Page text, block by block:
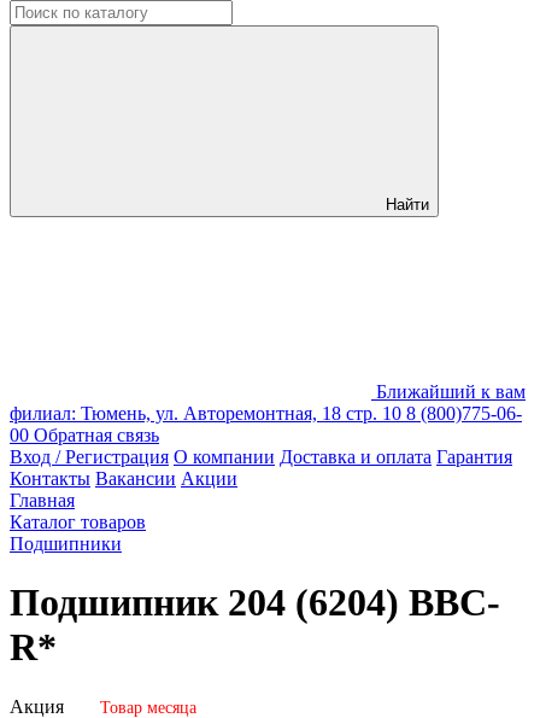
Найти
Ближайший к вам
филиал: Тюмень, ул. Авторемонтная, 18 стр. 10 8 (800)775-06-
00 Обратная связь
Вход / Регистрация О компании Доставка и оплата Гарантия
Контакты Вакансии Акции
Главная
Каталог товаров
Подшипники
Подшипник 204 (6204) BBC-
R*
Акция Товар месяца